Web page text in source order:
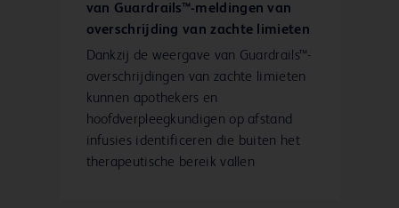
van Guardrails™-meldingen van
overschrijding van zachte limieten
Dankzij de weergave van Guardrails™-
overschrijdingen van zachte limieten
kunnen apothekers en
hoofdverpleegkundigen op afstand
infusies identificeren die buiten het
therapeutische bereik vallen